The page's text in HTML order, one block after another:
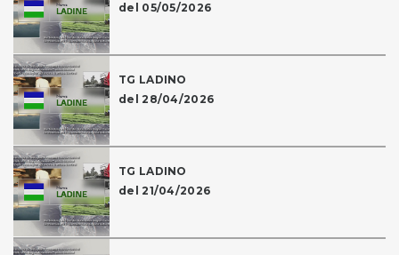
del 05/05/2026
TG LADINO
del 28/04/2026
TG LADINO
del 21/04/2026